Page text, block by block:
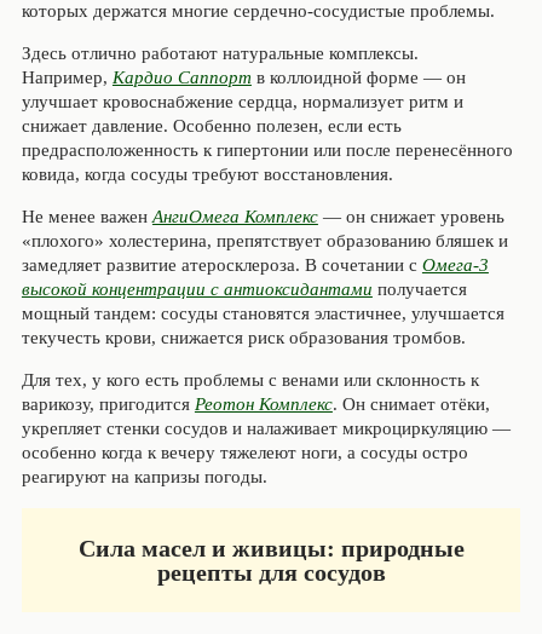
которых держатся многие сердечно‑сосудистые проблемы.
Здесь отлично работают натуральные комплексы.
Например, Кардио Саппорт в коллоидной форме — он
улучшает кровоснабжение сердца, нормализует ритм и
снижает давление. Особенно полезен, если есть
предрасположенность к гипертонии или после перенесённого
ковида, когда сосуды требуют восстановления.
Не менее важен АнгиОмега Комплекс— он снижает уровень
«плохого» холестерина, препятствует образованию бляшек и
замедляет развитие атеросклероза. В сочетании с Омега-3
высокой концентрации с антиоксидантами получается
мощный тандем: сосуды становятся эластичнее, улучшается
текучесть крови, снижается риск образования тромбов.
Для тех, у кого есть проблемы с венами или склонность к
варикозу, пригодится Реотон Комплекс. Он снимает отёки,
укрепляет стенки сосудов и налаживает микроциркуляцию —
особенно когда к вечеру тяжелеют ноги, а сосуды остро
реагируют на капризы погоды.
Сила масел и живицы: природные
рецепты для сосудов